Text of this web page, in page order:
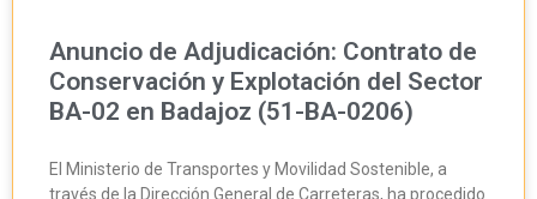
Anuncio de Adjudicación: Contrato de
Conservación y Explotación del Sector
BA-02 en Badajoz (51-BA-0206)
El Ministerio de Transportes y Movilidad Sostenible, a
través de la Dirección General de Carreteras, ha procedido